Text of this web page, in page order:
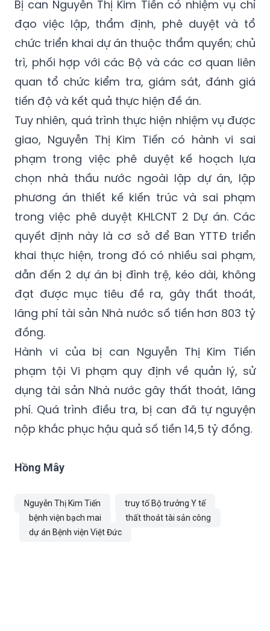
Bị can Nguyễn Thị Kim Tiến có nhiệm vụ chỉ
đạo việc lập, thẩm định, phê duyệt và tổ
chức triển khai dự án thuộc thẩm quyền; chủ
trì, phối hợp với các Bộ và các cơ quan liên
quan tổ chức kiểm tra, giám sát, đánh giá
tiến độ và kết quả thực hiện đề án.
Tuy nhiên, quá trình thực hiện nhiệm vụ được
giao, Nguyễn Thị Kim Tiến có hành vi sai
phạm trong việc phê duyệt kế hoạch lựa
chọn nhà thầu nước ngoài lập dự án, lập
phương án thiết kế kiến trúc và sai phạm
trong việc phê duyệt KHLCNT 2 Dự án. Các
quyết định này là cơ sở để Ban YTTĐ triển
khai thực hiện, trong đó có nhiều sai phạm,
dẫn đến 2 dự án bị đình trệ, kéo dài, không
đạt được mục tiêu đề ra, gây thất thoát,
lãng phí tài sản Nhà nước số tiền hơn 803 tỷ
đồng.
Hành vi của bị can Nguyễn Thị Kim Tiến
phạm tội Vi phạm quy định về quản lý, sử
dụng tài sản Nhà nước gây thất thoát, lãng
phí. Quá trình điều tra, bị can đã tự nguyện
nộp khắc phục hậu quả số tiền 14,5 tỷ đồng.
Hồng Mây
Nguyễn Thị Kim Tiến
truy tố Bộ trưởng Y tế
bệnh viện bạch mai
thất thoát tài sản công
dự án Bệnh viện Việt Đức